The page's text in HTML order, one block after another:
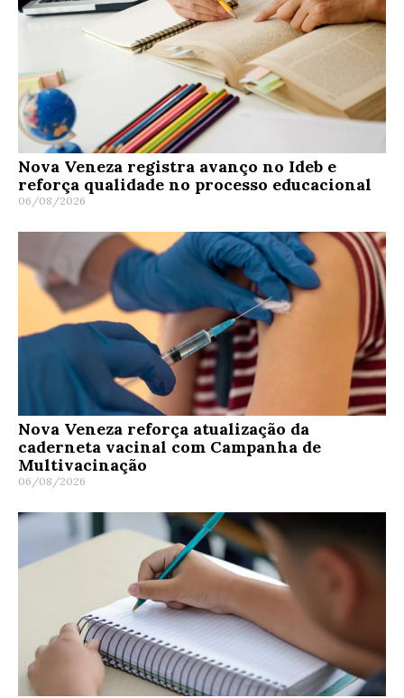
Nova Veneza registra avanço no Ideb e
reforça qualidade no processo educacional
06/08/2026
Nova Veneza reforça atualização da
caderneta vacinal com Campanha de
Multivacinação
06/08/2026